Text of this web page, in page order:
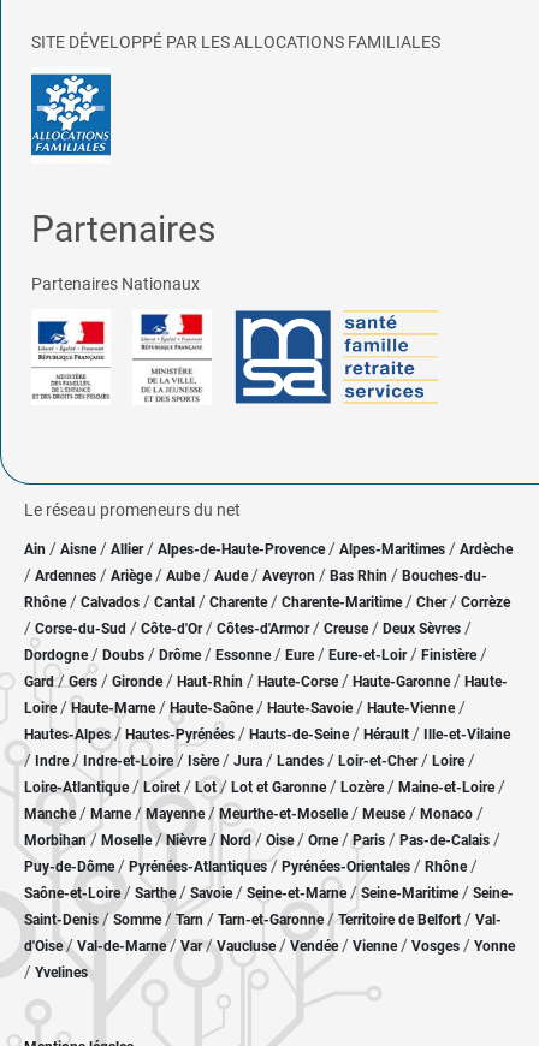
SITE DÉVELOPPÉ PAR LES ALLOCATIONS FAMILIALES
Partenaires
Partenaires Nationaux
Le réseau promeneurs du net
Ain / Aisne/ Allier/ Alpes-de-Haute-Provence / Alpes-Maritimes / Ardèche
/ Ardennes / Ariège/ Aube/ Aude / Aveyron / Bas Rhin / Bouches-du-
Rhône/ Calvados / Cantal / Charente / Charente-Maritime/ Cher / Corrèze
/ Corse-du-Sud / Côte-d'Or / Côtes-d'Armor/ Creuse/ Deux Sèvres /
Dordogne/ Doubs / Drôme/ Essonne / Eure/ Eure-et-Loir / Finistère/
Gard/ Gers / Gironde/ Haut-Rhin / Haute-Corse/ Haute-Garonne/ Haute-
Loire/Haute-Marne/ Haute-Saône/ Haute-Savoie/ Haute-Vienne/
Hautes-Alpes/ Hautes-Pyrénées / Hauts-de-Seine/ Hérault / Ille-et-Vilaine
/ Indre/ Indre-et-Loire/ Isère/ Jura / Landes / Loir-et-Cher/ Loire/
Loire-Atlantique/ Loiret / Lot/ Lot et Garonne/ Lozère / Maine-et-Loire/
Manche/ Marne/ Mayenne/ Meurthe-et-Moselle/ Meuse/ Monaco /
Morbihan/ Moselle/ Nièvre / Nord/ Oise / Orne/Paris / Pas-de-Calais /
Puy-de-Dôme/ Pyrénées-Atlantiques / Pyrénées-Orientales / Rhône/
Saône-et-Loire/ Sarthe/ Savoie/ Seine-et-Marne/ Seine-Maritime/ Seine-
Saint-Denis /Somme/ Tarn / Tarn-et-Garonne/Territoire de Belfort / Val-
d'Oise/ Val-de-Marne/Var/Vaucluse/ Vendée/ Vienne/ Vosges / Yonne
/ Yvelines